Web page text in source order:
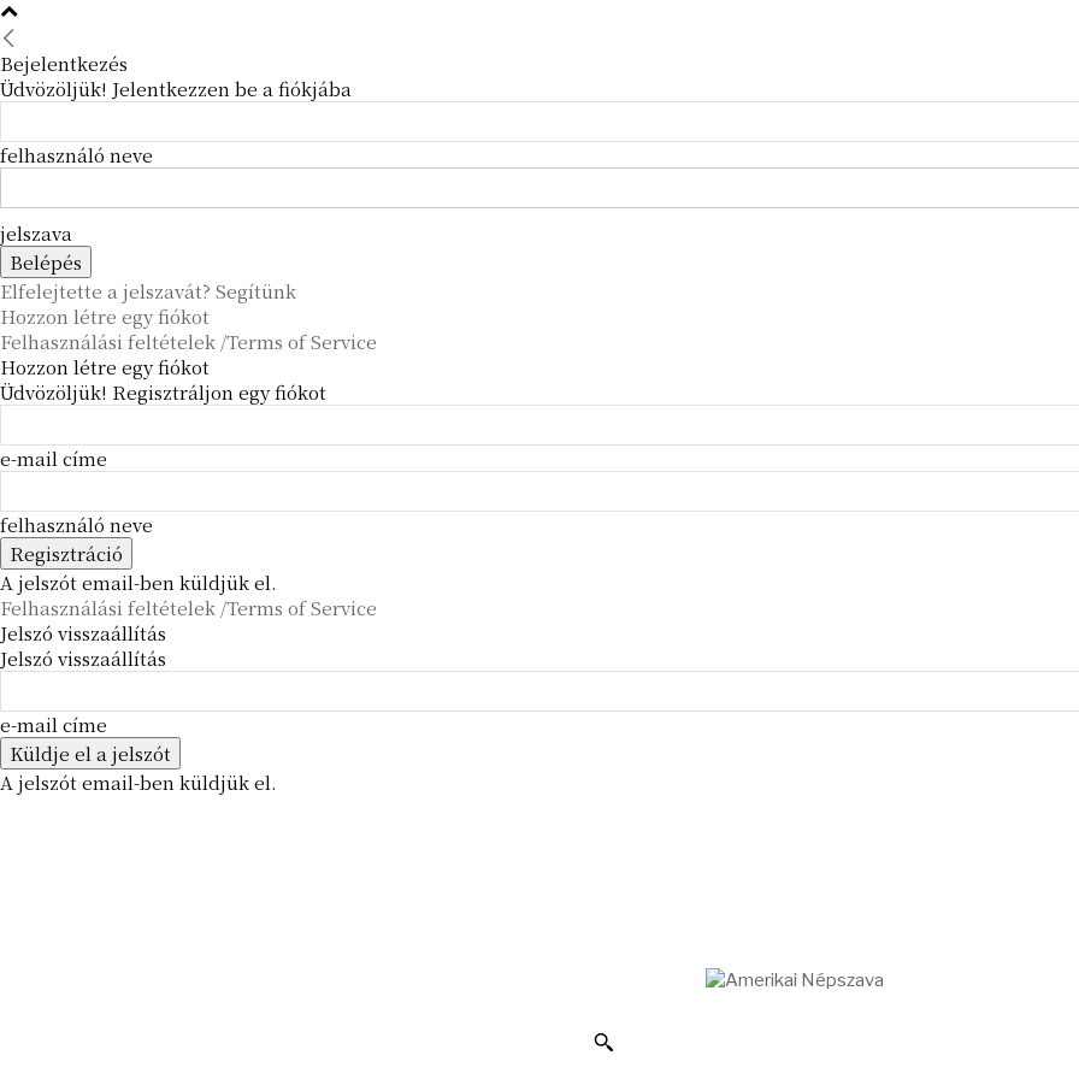
Bejelentkezés
Üdvözöljük! Jelentkezzen be a fiókjába
felhasználó neve
jelszava
Elfelejtette a jelszavát? Segítünk
Hozzon létre egy fiókot
Felhasználási feltételek /Terms of Service
Hozzon létre egy fiókot
Üdvözöljük! Regisztráljon egy fiókot
e-mail címe
felhasználó neve
A jelszót email-ben küldjük el.
Felhasználási feltételek /Terms of Service
Jelszó visszaállítás
Jelszó visszaállítás
e-mail címe
A jelszót email-ben küldjük el.